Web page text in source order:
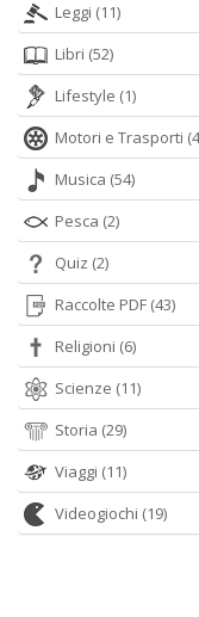
Leggi (11)
Libri (52)
Lifestyle (1)
Motori e Trasporti
Musica (54)
Pesca (2)
Quiz (2)
Raccolte PDF (43)
Religioni (6)
Scienze (11)
Storia (29)
Viaggi (11)
Videogiochi (19)